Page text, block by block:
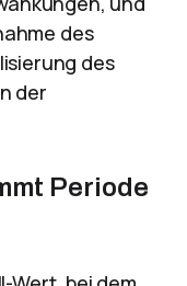
des
des
der
Periode